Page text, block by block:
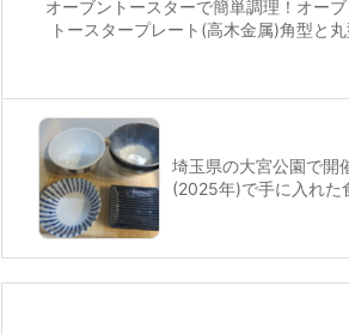
オーブントースターで簡単調理！オーブ
トースタープレート(高木金属)角型と
埼玉県の大宮公園で開
(2025年)で手に入れた